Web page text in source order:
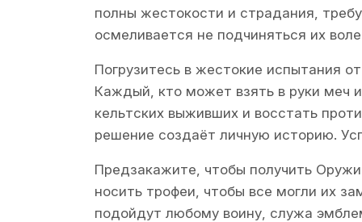
полны жестокости и страдания,
осмеливается не подчиняться их
Погрузитесь в жестокие испытания
Каждый, кто может взять в руки меч
кельтских выживших и восстать
решение создаёт личную историю.
Предзакажите, чтобы получить
носить трофеи, чтобы все могли их
подойдут любому воину, служа